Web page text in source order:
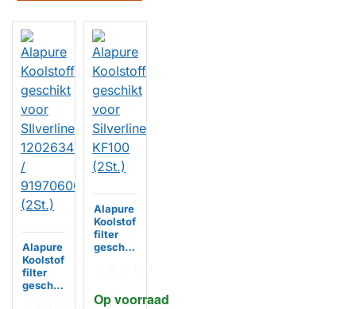
Alapure
Koolstof
filter
geschik
Op voorraad
Alapure
Koolstof
filter
geschik
(2St.)